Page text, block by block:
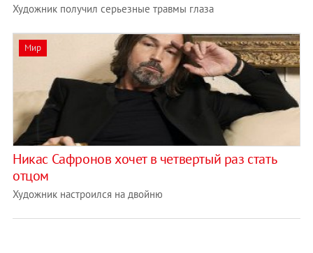
Художник получил серьезные травмы глаза
Мир
Никас Сафронов хочет в четвертый раз стать
отцом
Художник настроился на двойню